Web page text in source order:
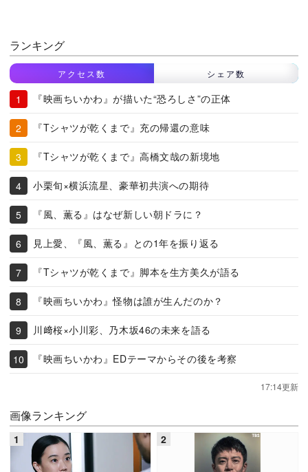
ランキング
アクセス数 シェア数
『映画ちいかわ』が描いた“恐ろしさ”の正体
『Tシャツが乾くまで』充の帰還の意味
『Tシャツが乾くまで』高橋文哉の新境地
小栗旬×横浜流星、豪華初共演への期待
『風、薫る』はなぜ新しい朝ドラに？
見上愛、『風、薫る』との1年を振り返る
『Tシャツが乾くまで』脚本を生方美久が語る
『映画ちいかわ』怪物は誰が生んだのか？
川﨑桜×小川彩、乃木坂46の未来を語る
『映画ちいかわ』EDテーマからその後を考察
17:14更新
画像ランキング